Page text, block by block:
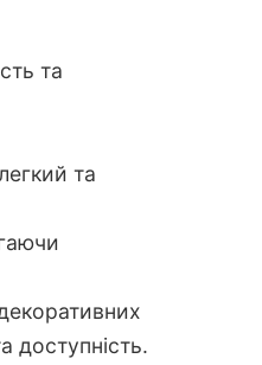
та
та
доступність.